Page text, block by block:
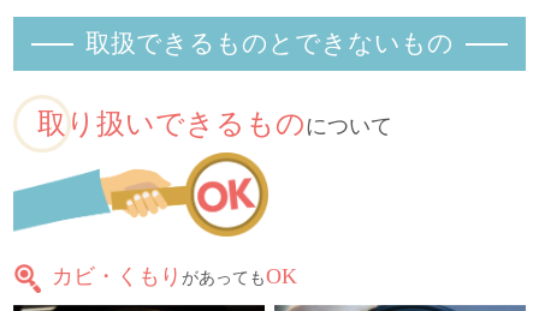
取扱できるものとできないもの
取り扱いできるものについて
カビ・くもり があってもOK